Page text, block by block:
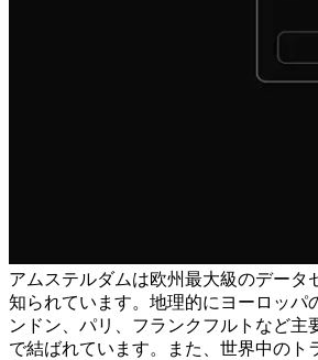
アムステルダムは欧州最大級のデータ
知られています。地理的にヨーロッパ
ンドン、パリ、フランクフルトなど主
で結ばれています。また、世界中のト